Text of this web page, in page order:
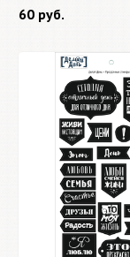
60 руб.